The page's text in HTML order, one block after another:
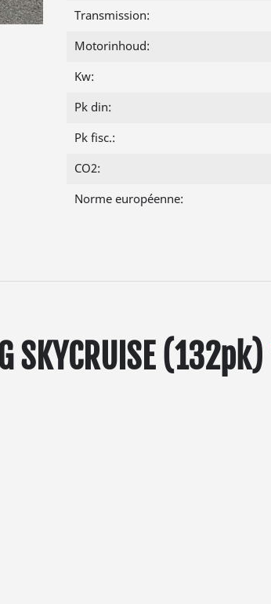
Transmission:
Motorinhoud:
Kw:
Pk din:
Pk fisc.:
CO2:
Norme européenne:
SKYCRUISE (132pk)